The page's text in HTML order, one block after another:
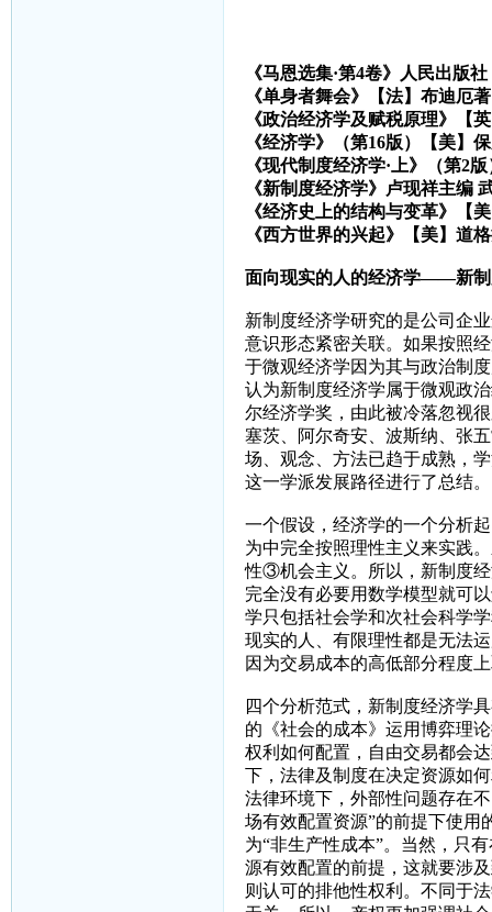
《马恩选集·第4卷》人民出版社
《单身者舞会》【法】布迪厄著
《政治经济学及赋税原理》【
《经济学》（第16版）【美】
《现代制度经济学·上》（第2版
《新制度经济学》卢现祥主编
《经济史上的结构与变革》【
《西方世界的兴起》【美】道
面向现实的人的经济学——新制
新制度经济学研究的是公司企
意识形态紧密关联。如果按照
于微观经济学因为其与政治制
认为新制度经济学属于微观政
尔经济学奖，由此被冷落忽视
塞茨、阿尔奇安、波斯纳、张
场、观念、方法已趋于成熟，
这一学派发展路径进行了总结。
一个假设，经济学的一个分析
为中完全按照理性主义来实践
性③机会主义。所以，新制度
完全没有必要用数学模型就可
学只包括社会学和次社会科学
现实的人、有限理性都是无法
因为交易成本的高低部分程度
四个分析范式，新制度经济学
的《社会的成本》运用博弈理
权利如何配置，自由交易都会
下，法律及制度在决定资源如
法律环境下，外部性问题存在
场有效配置资源”的前提下使用
为“非生产性成本”。当然，只
源有效配置的前提，这就要涉
则认可的排他性权利。不同于